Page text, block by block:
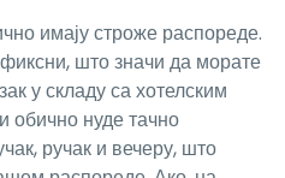
имају строже распореде.
што значи да морате
у складу са хотелским
обично нуде тачно
ручак и вечеру, што